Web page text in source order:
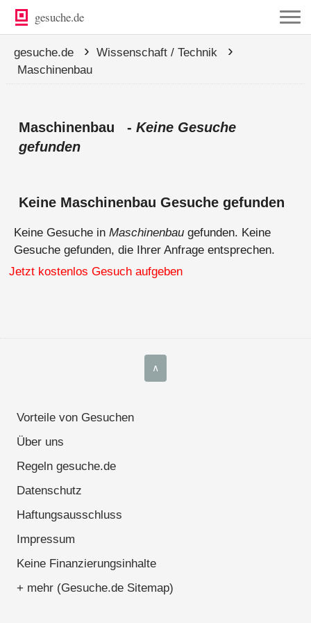
gesuche.de
gesuche.de › Wissenschaft / Technik ›
Maschinenbau
Maschinenbau - Keine Gesuche
gefunden
Keine Maschinenbau Gesuche gefunden
Keine Gesuche in Maschinenbau gefunden. Keine
Gesuche gefunden, die Ihrer Anfrage entsprechen.
Jetzt kostenlos Gesuch aufgeben
∧
Vorteile von Gesuchen
Über uns
Regeln gesuche.de
Datenschutz
Haftungsausschluss
Impressum
Keine Finanzierungsinhalte
+ mehr (Gesuche.de Sitemap)